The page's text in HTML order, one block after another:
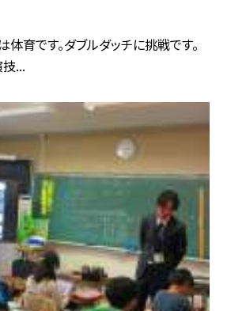
体育です。ダブルダッチに挑戦です。
...